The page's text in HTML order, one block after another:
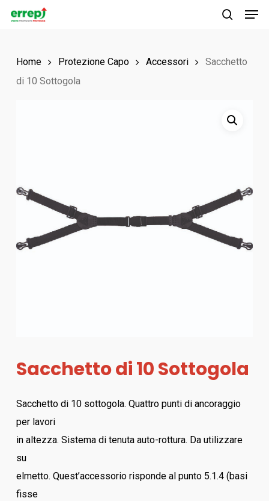
Skip
contentHome Protezione Capo Accessori
Sacchetto
di 10 Sottogola
Sacchetto di 10 Sottogola
Sacchetto di 10 sottogola. Quattro punti di ancoraggio
per lavori
in altezza. Sistema di tenuta auto-rottura. Da utilizzare
su
elmetto. Quest’accessorio risponde al punto 5.1.4 (basi
fisse